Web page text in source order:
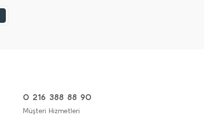
0 216 388 88 90
Müşteri Hizmetleri